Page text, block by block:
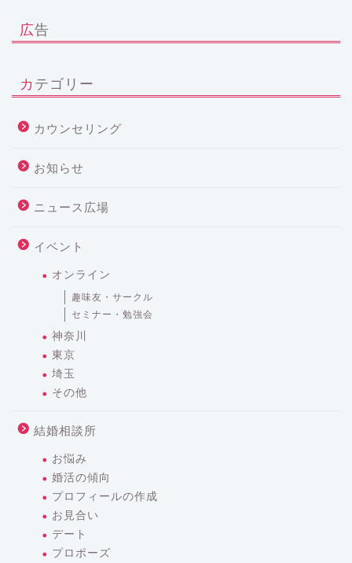
広告
カテゴリー
カウンセリング
お知らせ
ニュース広場
イベント
オンライン
趣味友・サークル
セミナー・勉強会
神奈川
東京
埼玉
その他
結婚相談所
お悩み
婚活の傾向
プロフィールの作成
お見合い
デート
プロポーズ